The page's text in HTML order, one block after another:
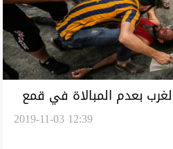
بعدم المبالاة في قمع
2019-11-03 12:39